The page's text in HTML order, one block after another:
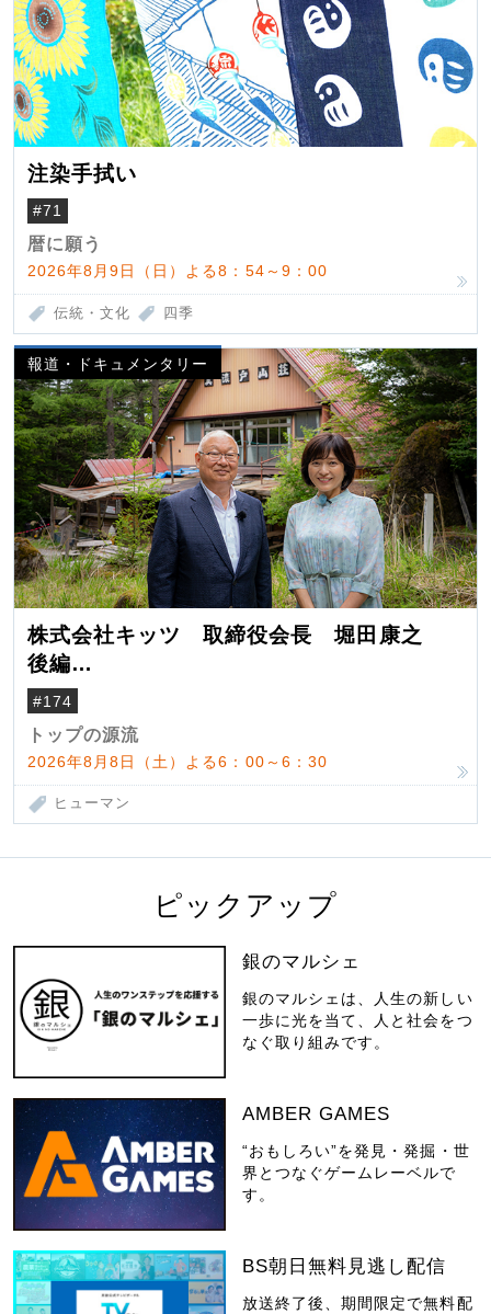
注染手拭い
#71
暦に願う
2026年8月9日（日）よる8：54～9：00
伝統・文化 四季
報道・ドキュメンタリー
株式会社キッツ 取締役会長 堀田康之
後編
米国駐在でも浮かんだ八ヶ岳 山小屋を営
んだ父母
#174
トップの源流
2026年8月8日（土）よる6：00～6：30
ヒューマン
ピックアップ
銀のマルシェ
銀のマルシェは、人生の新しい
一歩に光を当て、人と社会をつ
なぐ取り組みです。
AMBER GAMES
“おもしろい”を発見・発掘・世
界とつなぐゲームレーベルで
す。
BS朝日無料見逃し配信
放送終了後、期間限定で無料配